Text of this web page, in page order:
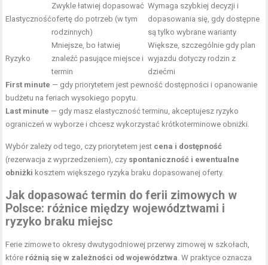
Elastyczność
Zwykle łatwiej dopasować
ofertę do potrzeb (w tym
rodzinnych)
Wymaga szybkiej decyzji i
dopasowania się, gdy dostępne
są tylko wybrane warianty
Ryzyko
Mniejsze, bo łatwiej
znaleźć pasujące miejsce i
termin
Większe, szczególnie gdy plan
wyjazdu dotyczy rodzin z
dziećmi
First minute — gdy priorytetem jest pewność dostępności i opanowanie
budżetu na feriach wysokiego popytu.
Last minute — gdy masz elastyczność terminu, akceptujesz ryzyko
ograniczeń w wyborze i chcesz wykorzystać krótkoterminowe obniżki.
Wybór zależy od tego, czy priorytetem jest cena i dostępność
(rezerwacja z wyprzedzeniem), czy spontaniczność i ewentualne
obniżki kosztem większego ryzyka braku dopasowanej oferty.
Jak dopasować termin do ferii zimowych w
Polsce: różnice między województwami i
ryzyko braku miejsc
Ferie zimowe to okresy dwutygodniowej przerwy zimowej w szkołach,
które różnią się w zależności od województwa . W praktyce oznacza